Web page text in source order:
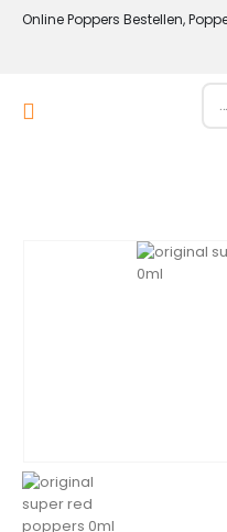
Online Poppers Bestellen,